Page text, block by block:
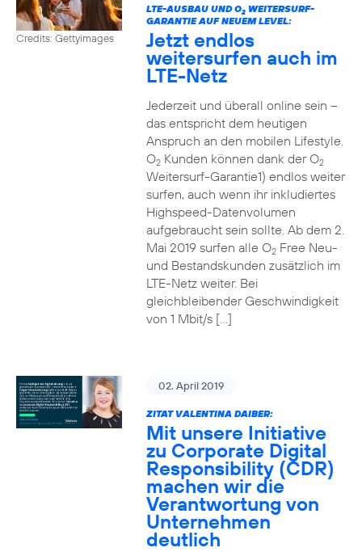
Credits: Gettyimages
LTE-AUSBAU UND O2WEITERSURF-
GARANTIE AUF NEUEM LEVEL:
Jetzt endlos
weitersurfen auch im
LTE-Netz
Jederzeit und überall online sein –
das entspricht dem heutigen
Anspruch an den mobilen Lifestyle.
O2Kunden können dank der O2
Weitersurf-Garantie1) endlos weiter
surfen, auch wenn ihr inkludiertes
Highspeed-Datenvolumen
aufgebraucht sein sollte. Ab dem 2.
Mai 2019 surfen alle O2Free Neu-
und Bestandskunden zusätzlich im
LTE-Netz weiter. Bei
gleichbleibender Geschwindigkeit
von 1 Mbit/s […]
02. April 2019
ZITAT VALENTINA DAIBER:
Mit unsere Initiative
zu Corporate Digital
Responsibility (CDR)
machen wir die
Verantwortung von
Unternehmen
deutlich